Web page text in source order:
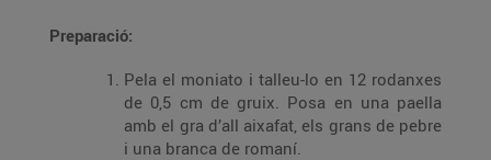
Preparació:
Pela el moniato i talleu-lo en 12 rodanxes
de 0,5 cm de gruix. Posa en una paella
amb el gra d’all aixafat, els grans de pebre
i una branca de romaní.